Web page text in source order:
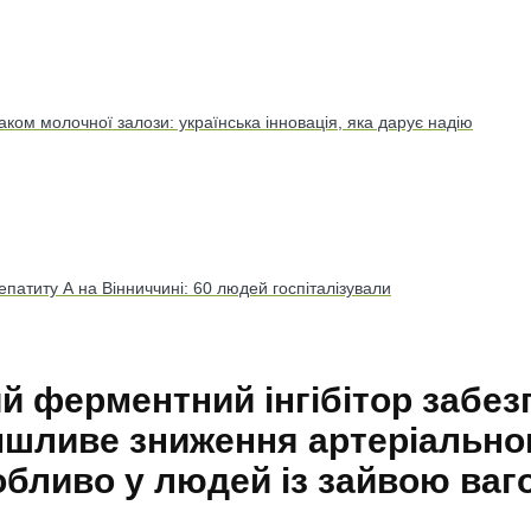
молочної залози: українська інновація, яка дарує надію
А на Вінниччині: 60 людей госпіталізували
ферментний інгібітор
зниження
у людей із зайвою